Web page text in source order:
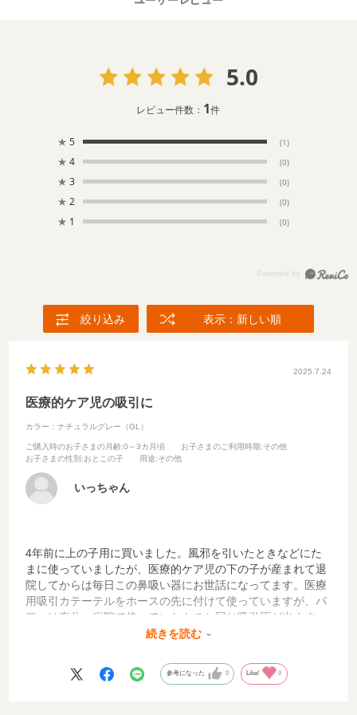
5.0
レビュー件数： 1件
★ 5 (1)
★ 4 (0)
★ 3 (0)
★ 2 (0)
★ 1 (0)
絞り込み 表示：新しい順
2025.7.24
医療的ケア児の吸引に
カラー：ナチュラルグレー（GL）
ご購入時のお子さまの月齢:0～3カ月頃 お子さまのご利用時期:その他
お子さまの性別 :おとこの子 用途:その他
いっちゃん
4年前に上の子用に買いました。風邪を引いたときなどにた
まに使っていましたが、医療的ケア児の下の子が産まれて退
院してからは毎日この鼻吸い器にお世話になってます。医療
用吸引カテーテルをホースの先に付けて使っていますが、パ
ワーは充分、病院で使っていたものと同じ吸引圧が出ます。
使用した後カテーテルの先はアルコール綿で消毒するし、ホ
を分解して洗浄すれば充分清潔を保てます。他社から洗うパ
ーツが少なくて済む鼻吸い器も出てますが、こちらの方が絶
続きを読む
参考になった 0 Like! 0